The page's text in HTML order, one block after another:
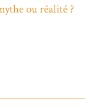
ou réalité ?